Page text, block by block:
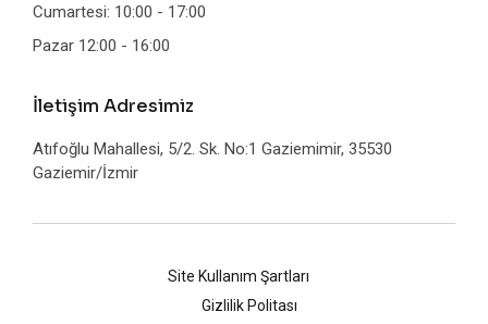
Cumartesi: 10:00 - 17:00
Pazar 12:00 - 16:00
İletişim Adresimiz
Atıfoğlu Mahallesi, 5/2. Sk. No:1 Gaziemimir, 35530
Gaziemir/İzmir
Site Kullanım Şartları
Gizlilik Politası